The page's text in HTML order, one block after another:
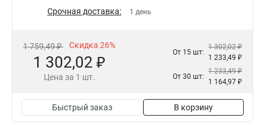
Срочная доставка: 1 день
1 759,49 ₽ Скидка 26%
1 302,02 ₽
Цена за 1 шт.
От 15 шт:
1 302,02 ₽
1 233,49 ₽
От 30 шт:
1 233,49 ₽
1 164,97 ₽
Быстрый заказ В корзину